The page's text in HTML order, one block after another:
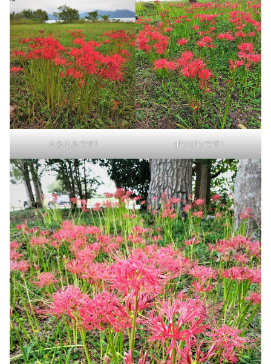
まあまあです! ポツポツです!